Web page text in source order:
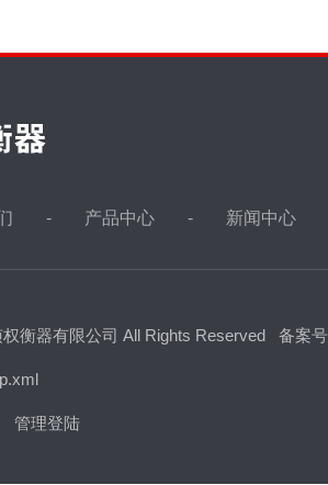
产品中心 新闻中心
衡器有限公司 All Rights Reserved 备案
管理登陆